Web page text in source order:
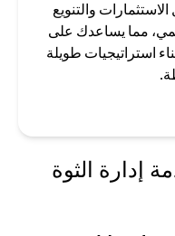
والتنويع
مما يساعدك على
طويلة
الثوة